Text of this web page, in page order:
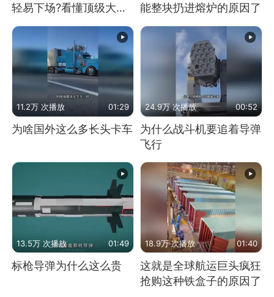
轻易下场?看懂顶级大国
能整块扔进熔炉的原因了
11.2万 次播放 01:29
为啥国外这么多长头卡车
24.9万 次播放 00:52
为什么战斗机要追着导弹
飞行
13.5万 次播放 01:49
标枪导弹为什么这么贵
18.9万 次播放 01:40
这就是全球航运巨头疯狂
抢购这种铁盒子的原因了